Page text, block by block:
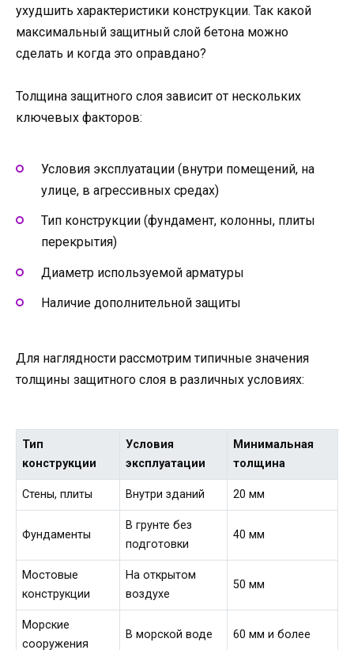
ухудшить характеристики конструкции. Так какой
максимальный защитный слой бетона можно
сделать и когда это оправдано?
Толщина защитного слоя зависит от нескольких
ключевых факторов:
Условия эксплуатации (внутри помещений, на
улице, в агрессивных средах)
Тип конструкции (фундамент, колонны, плиты
перекрытия)
Диаметр используемой арматуры
Наличие дополнительной защиты
Для наглядности рассмотрим типичные значения
толщины защитного слоя в различных условиях:
Тип
конструкции
Условия
эксплуатации
Минимальная
толщина
Стены, плиты Внутри зданий 20 мм
Фундаменты
В грунте без
подготовки
40 мм
Мостовые
конструкции
На открытом
воздухе
50 мм
Морские
сооружения
В морской воде 60 мм и более